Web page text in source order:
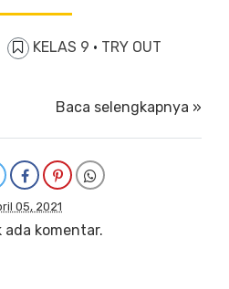
KELAS 9 · TRY OUT
Baca selengkapnya »
05, 2021
ada komentar.